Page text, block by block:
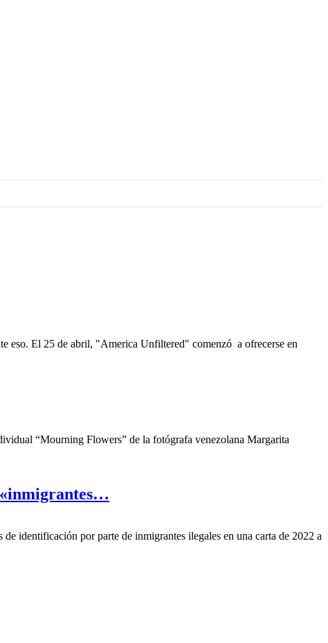
eso. El 25 de abril, "America Unfiltered" comenzó a ofrecerse en
“Mourning Flowers” de la fotógrafa venezolana Margarita
«inmigrantes…
identificación por parte de inmigrantes ilegales en una carta de 2022 a